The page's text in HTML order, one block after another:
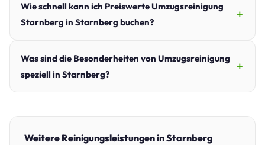
Wie schnell kann ich Preiswerte Umzugsreinigung
Starnberg in Starnberg buchen?
Was sind die Besonderheiten von Umzugsreinigung
speziell in Starnberg?
Weitere Reinigungsleistungen in Starnberg